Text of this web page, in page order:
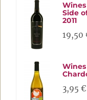
Side
2011
19,50
3,95 €